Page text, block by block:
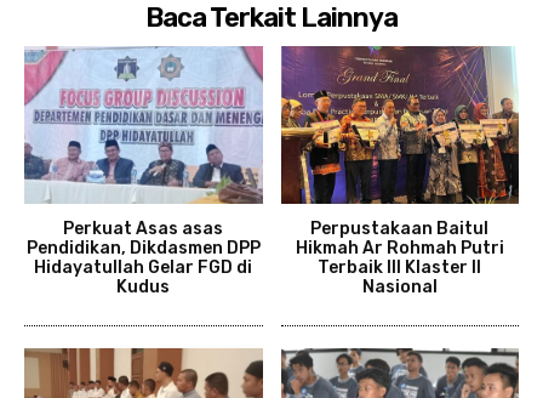
Baca Terkait Lainnya
Perkuat Asas asas
Pendidikan, Dikdasmen DPP
Hidayatullah Gelar FGD di
Kudus
Perpustakaan Baitul
Hikmah Ar Rohmah Putri
Terbaik III Klaster II
Nasional